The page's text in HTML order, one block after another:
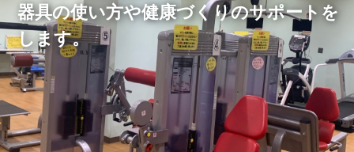
器具の使い方や健康づくりのサポートを
します。